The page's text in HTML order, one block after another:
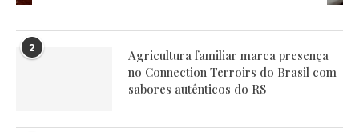
2
Agricultura familiar marca presença
no Connection Terroirs do Brasil com
sabores autênticos do RS